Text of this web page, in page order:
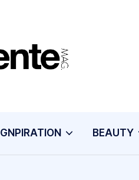
BEAUTY